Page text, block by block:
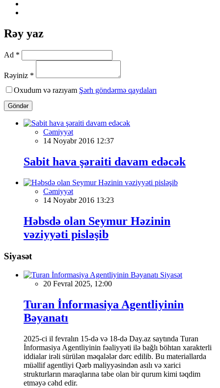
Rəy yaz
Ad *
Rəyiniz *
Oxudum və razıyam Şərh göndərmə qaydaları
Göndər
Cəmiyyət
14 Noyabr 2016 12:37
Sabit hava şəraiti davam edəcək
Cəmiyyət
14 Noyabr 2016 13:23
Həbsdə olan Seymur Həzinin
vəziyyəti pisləşib
Siyasət
Siyasət
20 Fevral 2025, 12:00
Turan İnformasiya Agentliyinin
Bəyanatı
2025-ci il fevralın 15-də və 18-də Day.az saytında Turan
İnformasiya Agentliyinin fəaliyyəti ilə bağlı böhtan xarakterli
iddialar irəli sürülən məqalələr dərc edilib. Bu materiallarda
müəllif agentliyi Qərb maliyyəsindən asılı və xarici
strukturların maraqlarına tabe olan bir qurum kimi təqdim
etməyə cəhd edir.